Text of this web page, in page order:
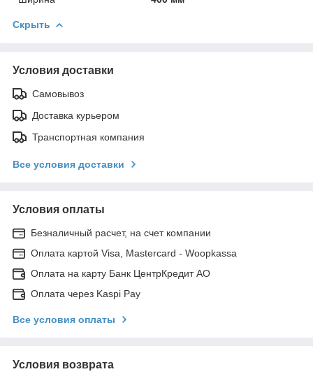
Скрыть
Условия доставки
Самовывоз
Доставка курьером
Транспортная компания
Все условия доставки
Условия оплаты
Безналичный расчет, на счет компании
Оплата картой Visa, Mastercard - Woopkassa
Оплата на карту Банк ЦентрКредит АО
Оплата через Kaspi Pay
Все условия оплаты
Условия возврата